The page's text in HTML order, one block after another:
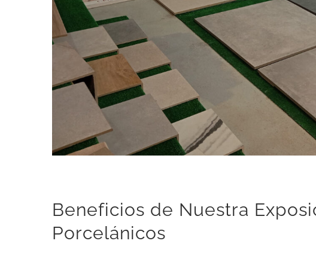
Beneficios de Nuestra
Porcelánicos